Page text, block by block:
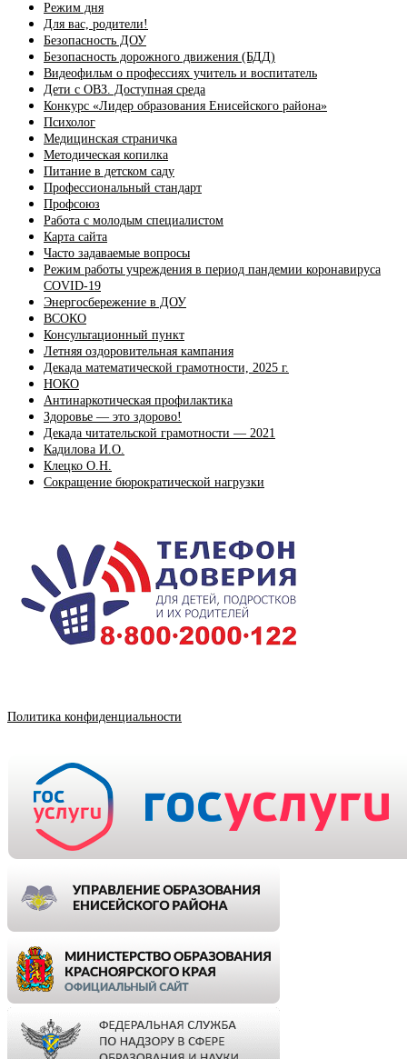
Режим дня
Для вас, родители!
Безопасность ДОУ
Безопасность дорожного движения (БДД)
Видеофильм о профессиях учитель и воспитатель
Дети с ОВЗ. Доступная среда
Конкурс «Лидер образования Енисейского района»
Психолог
Медицинская страничка
Методическая копилка
Питание в детском саду
Профессиональный стандарт
Профсоюз
Работа с молодым специалистом
Карта сайта
Часто задаваемые вопросы
Режим работы учреждения в период пандемии коронавируса
COVID-19
Энергосбережение в ДОУ
ВСОКО
Консультационный пункт
Летняя оздоровительная кампания
Декада математической грамотности, 2025 г.
НОКО
Антинаркотическая профилактика
Здоровье — это здорово!
Декада читательской грамотности — 2021
Кадилова И.О.
Клецко О.Н.
Сокращение бюрократической нагрузки
Политика конфиденциальности